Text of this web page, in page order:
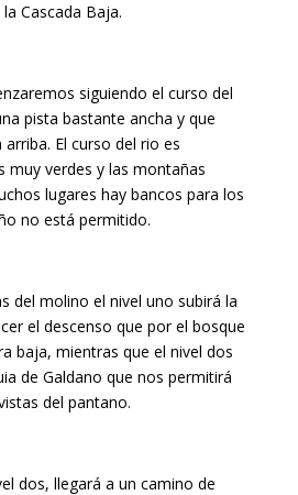
Cascada Baja.
siguiendo el curso del
pista bastante ancha y que
El curso del rio es
muy verdes y las montañas
lugares hay bancos para los
no está permitido.
del molino el nivel uno subirá la
el descenso que por el bosque
baja, mientras que el nivel dos
de Galdano que nos permitirá
del pantano.
dos, llegará a un camino de